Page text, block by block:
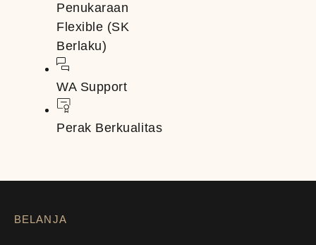
Penukaraan
Flexible (SK
Berlaku)
WA Support
Perak Berkualitas
BELANJA